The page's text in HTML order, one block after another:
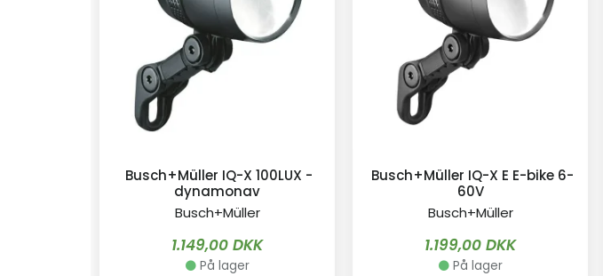
Busch+Müller IQ-X 100LUX -
dynamonav
Busch+Müller
1.149,00 DKK
På lager
Busch+Müller IQ-X E E-bike 6-
60V
Busch+Müller
1.199,00 DKK
På lager